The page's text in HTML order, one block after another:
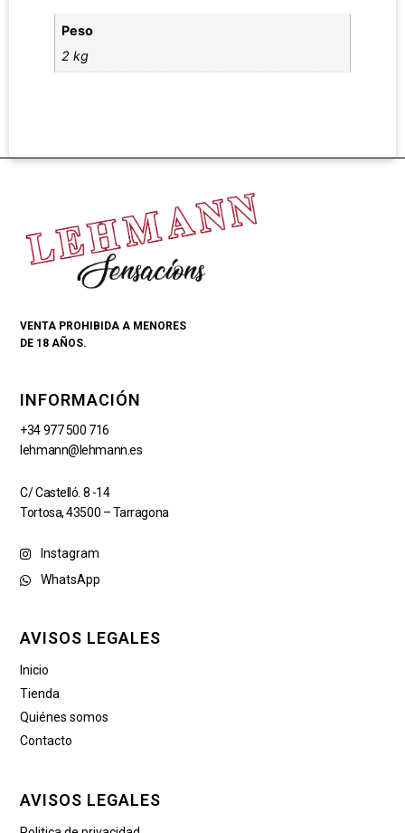
Peso
2 kg
VENTA PROHIBIDA A MENORES
DE 18 AÑOS.
INFORMACIÓN
+34 977 500 716
lehmann@lehmann.es
C/ Castelló. 8 -14
Tortosa, 43500 – Tarragona
Instagram
WhatsApp
AVISOS LEGALES
Inicio
Tienda
Quiénes somos
Contacto
AVISOS LEGALES